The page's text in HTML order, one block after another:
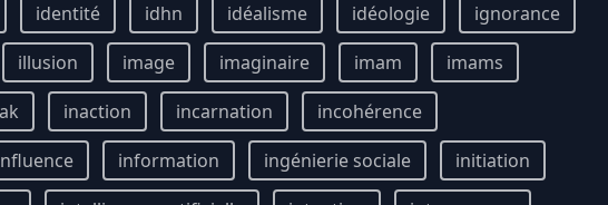
identité idhn idéalisme idéologie
ignorance
illusion image imaginaire imam
imams
inaction incarnation
incohérence
information ingénierie sociale
initiation